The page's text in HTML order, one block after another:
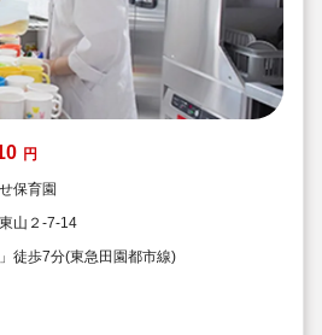
円
保育園
山２-7-14
」徒歩7分(東急田園都市線)